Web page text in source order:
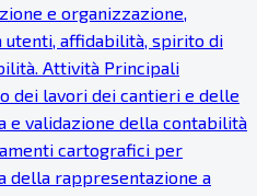
e organizzazione,
utenti, affidabilità, spirito di
Attività Principali
dei lavori dei cantieri e delle
e validazione della contabilità
cartografici per
della rappresentazione a